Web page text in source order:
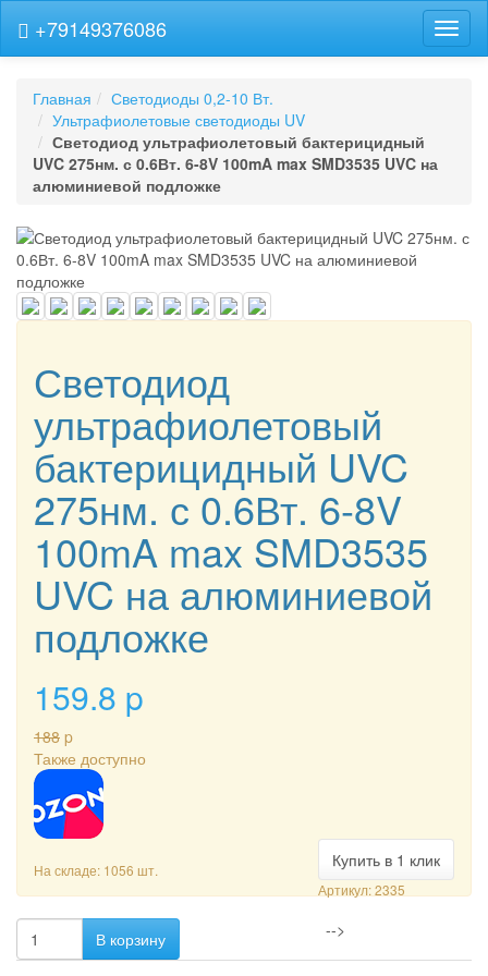
+79149376086
Главная
Светодиоды 0,2-10 Вт.
Ультрафиолетовые светодиоды UV
Светодиод ультрафиолетовый бактерицидный
UVC 275нм. с 0.6Вт. 6-8V 100mA max SMD3535 UVC на
алюминиевой подложке
Светодиод
ультрафиолетовый
бактерицидный UVC
275нм. с 0.6Вт. 6-8V
100mA max SMD3535
UVC на алюминиевой
подложке
159.8 p
188 p
Также доступно
Купить в 1 клик
Артикул: 2335
На складе: 1056 шт.
В корзину -->